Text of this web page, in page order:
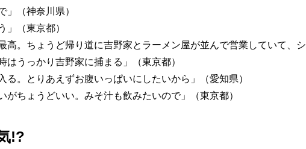
」（神奈川県）
」（東京都）
高。ちょうど帰り道に吉野家とラーメン屋が並んで営業していて、シ
はうっかり吉野家に捕まる」（東京都）
る。とりあえずお腹いっぱいにしたいから」（愛知県）
がちょうどいい。みそ汁も飲みたいので」（東京都）
!?